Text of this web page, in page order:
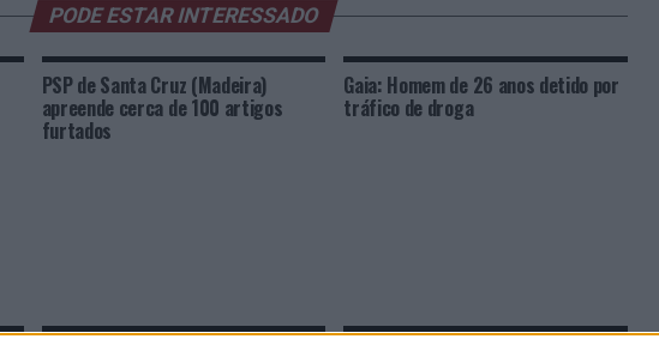
PODE ESTAR INTERESSADO
PSP de Santa Cruz (Madeira)
apreende cerca de 100 artigos
furtados
Gaia: Homem de 26 anos detido por
tráfico de droga